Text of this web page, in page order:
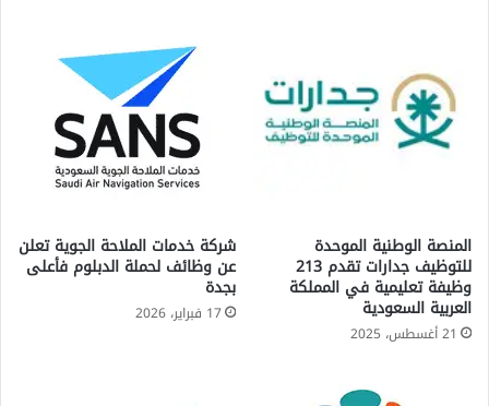
المنصة الوطنية الموحدة
للتوظيف جدارات تقدم 213
وظيفة تعليمية في المملكة
العربية السعودية
21 أغسطس، 2025
شركة خدمات الملاحة الجوية تعلن
عن وظائف لحملة الدبلوم فأعلى
بجدة
17 فبراير، 2026